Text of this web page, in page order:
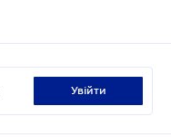
увійти